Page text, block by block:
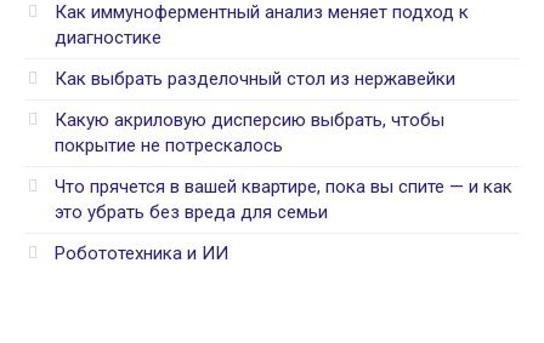
Как иммуноферментный анализ меняет подход к
диагностике
Как выбрать разделочный стол из нержавейки
Какую акриловую дисперсию выбрать, чтобы
покрытие не потрескалось
Что прячется в вашей квартире, пока вы спите — и как
это убрать без вреда для семьи
Робототехника и ИИ